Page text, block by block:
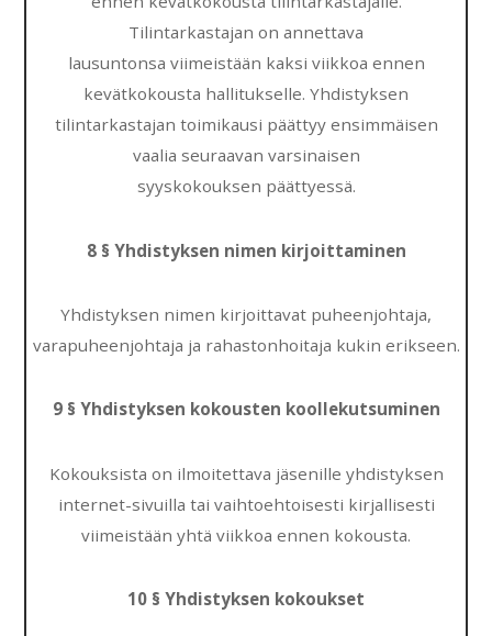
Tilintarkastajan on annettava
lausuntonsa viimeistään kaksi viikkoa ennen
kevätkokousta hallitukselle. Yhdistyksen
tilintarkastajan toimikausi päättyy ensimmäisen
vaalia seuraavan varsinaisen
syyskokouksen päättyessä.
8 § Yhdistyksen nimen kirjoittaminen
Yhdistyksen nimen kirjoittavat puheenjohtaja,
varapuheenjohtaja ja rahastonhoitaja kukin erikseen.
9 § Yhdistyksen kokousten koollekutsuminen
Kokouksista on ilmoitettava jäsenille yhdistyksen
internet-sivuilla tai vaihtoehtoisesti kirjallisesti
viimeistään yhtä viikkoa ennen kokousta.
10 § Yhdistyksen kokoukset